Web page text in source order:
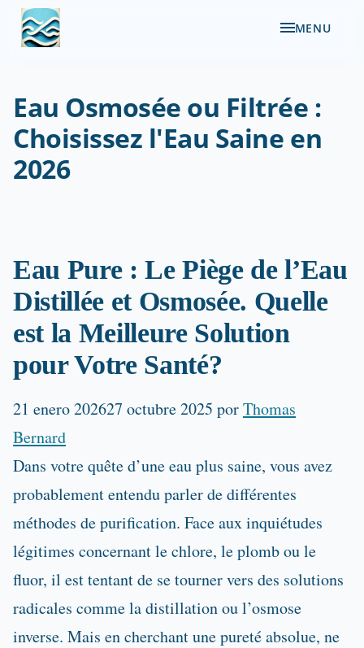
MENU
Eau Osmosée ou Filtrée :
Choisissez l'Eau Saine en
2026
Eau Pure : Le Piège de l’Eau
Distillée et Osmosée. Quelle
est la Meilleure Solution
pour Votre Santé?
21 enero 202627 octubre 2025 porThomas
Bernard
Dans votre quête d’une eau plus saine, vous avez
probablement entendu parler de différentes
méthodes de purification. Face aux inquiétudes
légitimes concernant le chlore, le plomb ou le
fluor, il est tentant de se tourner vers des solutions
radicales comme la distillation ou l’osmose
inverse. Mais en cherchant une pureté absolue, ne